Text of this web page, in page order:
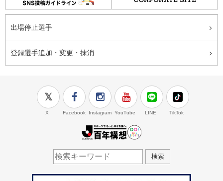
出場停止選手
登録選手追加・変更・抹消
X Facebook Instagram YouTube LINE TikTok
検索